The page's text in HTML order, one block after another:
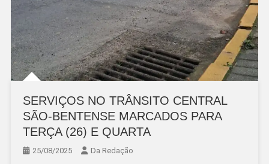
SERVIÇOS NO TRÂNSITO CENTRAL
SÃO-BENTENSE MARCADOS PARA
TERÇA (26) E QUARTA
25/08/2025 Da Redação